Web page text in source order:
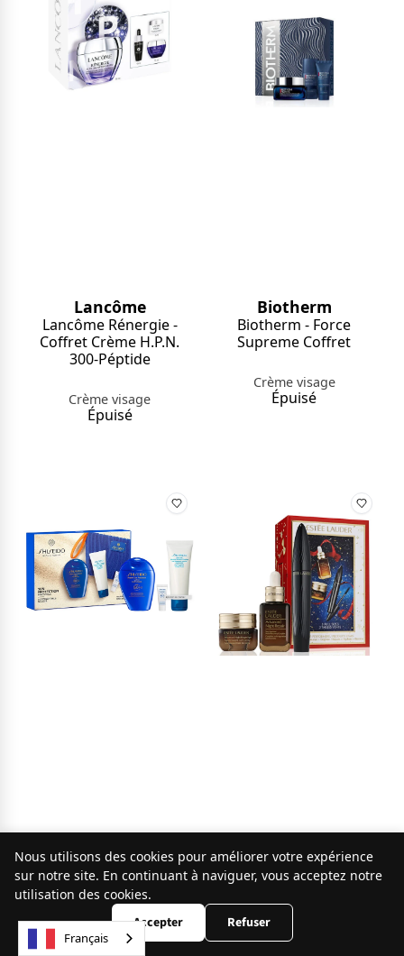
Lancôme
Lancôme Rénergie -
Coffret Crème H.P.N.
300-Péptide
Crème visage
Épuisé
Biotherm
Biotherm - Force
Supreme Coffret
Crème visage
Épuisé
Shiseido
Shiseido Expert Sun
Protector Lotion
SPF50+ Set
Crème solaire
Estée Lauder
Estée Lauder Advanced
Night Repair - Coffret
Crème visage
Épuisé
Nous utilisons des cookies pour améliorer votre expérience
sur notre site. En continuant à naviguer, vous acceptez notre
utilisation des cookies.
Accepter Refuser
Français
9.8 /10
251 avis